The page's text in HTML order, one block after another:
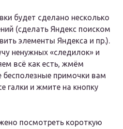
будет сделано несколько
(сделать Яндекс поиском
элементы Яндекса и пр.).
ненужных «следилок» и
всё как есть, жмём
бесполезные примочки вам
галки и жмите на кнопку
посмотреть короткую